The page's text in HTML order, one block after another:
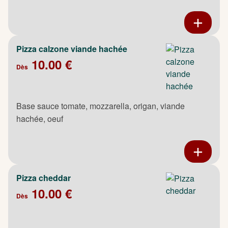
Pizza calzone viande hachée
Dès 10.00 €
Base sauce tomate, mozzarella, origan, viande
hachée, oeuf
Pizza cheddar
Dès 10.00 €